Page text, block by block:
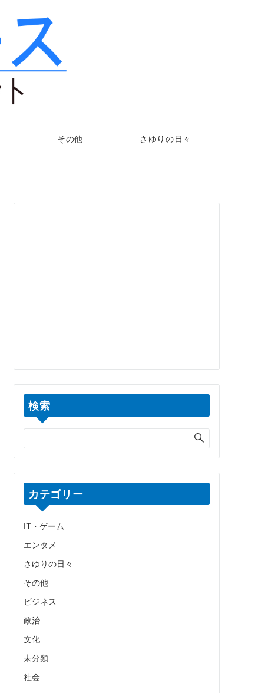
その他 さゆりの日々
検索
カテゴリー
IT・ゲーム
エンタメ
さゆりの日々
その他
ビジネス
政治
文化
未分類
社会